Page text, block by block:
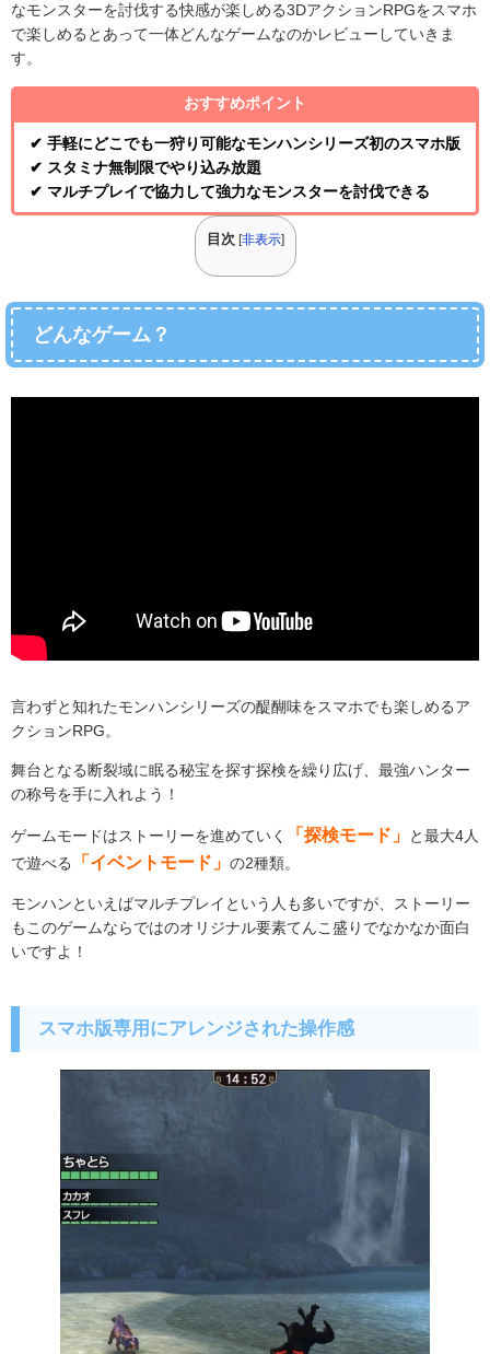
なモンスターを討伐する快感が楽しめる3DアクションRPGをスマホ
で楽しめるとあって一体どんなゲームなのかレビューしていきま
す。
おすすめポイント
✔ 手軽にどこでも一狩り可能なモンハンシリーズ初のスマホ版
✔ スタミナ無制限でやり込み放題
✔ マルチプレイで協力して強力なモンスターを討伐できる
目次 非表示]
どんなゲーム？
言わずと知れたモンハンシリーズの醍醐味をスマホでも楽しめるア
クションRPG。
舞台となる断裂域に眠る秘宝を探す探検を繰り広げ、最強ハンター
の称号を手に入れよう！
ゲームモードはストーリーを進めていく 「探検モード」
と最大4人
で遊べる
「イベントモード」 の2種類。
モンハンといえばマルチプレイという人も多いですが、ストーリー
もこのゲームならではのオリジナル要素てんこ盛りでなかなか面白
いですよ！
スマホ版専用にアレンジされた操作感